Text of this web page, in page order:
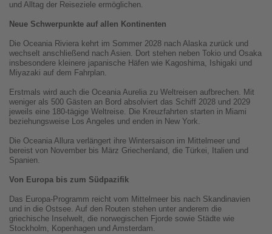
und Alltag der Reiseziele ermöglichen.
Neue Schwerpunkte auf allen Kontinenten
Die Oceania Riviera kehrt im Sommer 2028 nach Alaska zurück und
wechselt anschließend nach Asien. Dort stehen neben Tokio und Osaka
insbesondere kleinere japanische Häfen wie Kagoshima, Ishigaki und
Miyazaki auf dem Fahrplan.
Erstmals wird auch die Oceania Aurelia zu Weltreisen aufbrechen. Mit
weniger als 500 Gästen an Bord absolviert das Schiff 2028 und 2029
jeweils eine 180-tägige Weltreise. Die Kreuzfahrten starten in Miami
beziehungsweise Los Angeles und enden in New York.
Die Oceania Allura verlängert ihre Wintersaison im Mittelmeer und
bereist von November bis März Griechenland, die Türkei, Italien und
Spanien.
Von Europa bis zum Südpazifik
Das Europa-Programm reicht vom Mittelmeer bis nach Skandinavien
und in die Ostsee. Auf den Routen stehen unter anderem die
griechische Inselwelt, die norwegischen Fjorde sowie Städte wie
Stockholm, Kopenhagen und Amsterdam.